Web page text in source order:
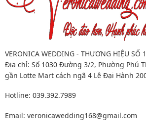
VERONICA WEDDING - THƯƠNG HIỆU SỐ
Địa chỉ: Số 1030 Đường 3/2, Phường Phú
gần Lotte Mart cách ngã 4 Lê Đại Hành
Hotline: 039.392.7989
Email: veronicawedding168@gmail.com